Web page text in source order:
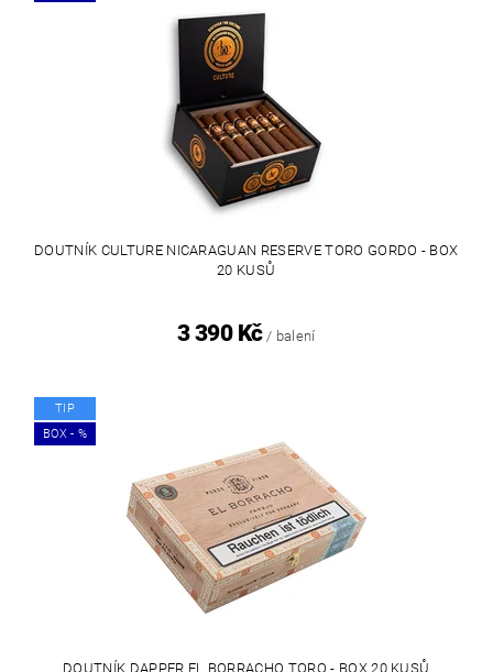
DOUTNÍK CULTURE NICARAGUAN RESERVE TORO GORDO - BOX
20 KUSŮ
3 390 Kč / balení
TIP
BOX - %
DOUTNÍK DAPPER EL BORRACHO TORO - BOX 20 KUSŮ